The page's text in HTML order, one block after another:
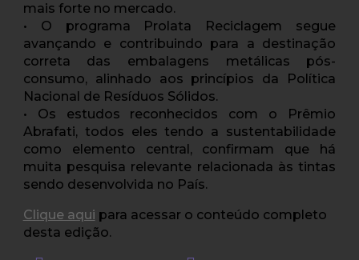
mais forte no mercado.
• O programa Prolata Reciclagem segue
avançando e contribuindo para a destinação
correta das embalagens metálicas pós-
consumo, alinhado aos princípios da Política
Nacional de Resíduos Sólidos.
• Os estudos reconhecidos com o Prêmio
Abrafati, todos eles tendo a sustentabilidade
como elemento central, confirmam que há
muita pesquisa relevante relacionada às tintas
sendo desenvolvida no País.
Clique aqui para acessar o conteúdo completo
desta edição.